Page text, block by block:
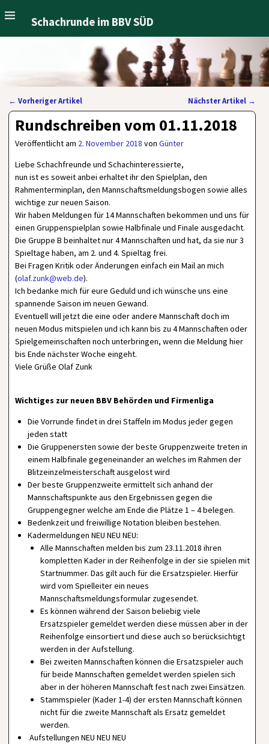
Schachrunde im BBV SÜD
Artikelnavigation
← Vorheriger Artikel Nächster Artikel →
Rundschreiben vom 01.11.2018
Veröffentlicht am 2. November 2018 vonGünter
Liebe Schachfreunde und Schachinteressierte,
nun ist es soweit anbei erhaltet ihr den Spielplan, den
Rahmenterminplan, den Mannschaftsmeldungsbogen sowie alles
wichtige zur neuen Saison.
Wir haben Meldungen für 14 Mannschaften bekommen und uns für
einen Gruppenspielplan sowie Halbfinale und Finale ausgedacht.
Die Gruppe B beinhaltet nur 4 Mannschaften und hat, da sie nur 3
Spieltage haben, am 2. und 4. Spieltag frei.
Bei Fragen Kritik oder Änderungen einfach ein Mail an mich
(olaf.zunk@web.de).
Ich bedanke mich für eure Geduld und ich wünsche uns eine
spannende Saison im neuen Gewand.
Eventuell will jetzt die eine oder andere Mannschaft doch im
neuen Modus mitspielen und ich kann bis zu 4 Mannschaften oder
Spielgemeinschaften noch unterbringen, wenn die Meldung hier
bis Ende nächster Woche eingeht.
Viele Grüße Olaf Zunk
Wichtiges zur neuen BBV Behörden und Firmenliga
Die Vorrunde findet in drei Staffeln im Modus jeder gegen
jeden statt
Die Gruppenersten sowie der beste Gruppenzweite treten in
einem Halbfinale gegeneinander an welches im Rahmen der
Blitzeinzelmeisterschaft ausgelost wird
Der beste Gruppenzweite ermittelt sich anhand der
Mannschaftspunkte aus den Ergebnissen gegen die
Gruppengegner welche am Ende die Plätze 1 – 4 belegen.
Bedenkzeit und freiwillige Notation bleiben bestehen.
Kadermeldungen NEU NEU NEU:
Alle Mannschaften melden bis zum 23.11.2018 ihren
kompletten Kader in der Reihenfolge in der sie spielen mit
Startnummer. Das gilt auch für die Ersatzspieler. Hierfür
wird vom Spielleiter ein neues
Mannschaftsmeldungsformular zugesendet.
Es können während der Saison beliebig viele
Ersatzspieler gemeldet werden diese müssen aber in der
Reihenfolge einsortiert und diese auch so berücksichtigt
werden in der Aufstellung.
Bei zweiten Mannschaften können die Ersatzspieler auch
für beide Mannschaften gemeldet werden spielen sich
aber in der höheren Mannschaft fest nach zwei Einsätzen.
Stammspieler (Kader 1-4) der ersten Mannschaft können
nicht für die zweite Mannschaft als Ersatz gemeldet
werden.
Aufstellungen NEU NEU NEU